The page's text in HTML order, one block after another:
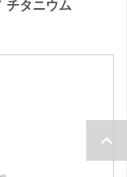
チタニウム